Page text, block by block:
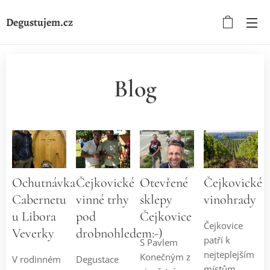
Degustujem.cz
Blog
Ochutnávka
Cabernetu
u Libora
Veverky
V rodinném
Čejkovické
vinné trhy
pod
drobnohledem:-)
Degustace
Otevřené
sklepy
Čejkovice
S Pavlem
Konečným z
Čejkovické
vinohrady
Čejkovice
patří k
nejteplejším